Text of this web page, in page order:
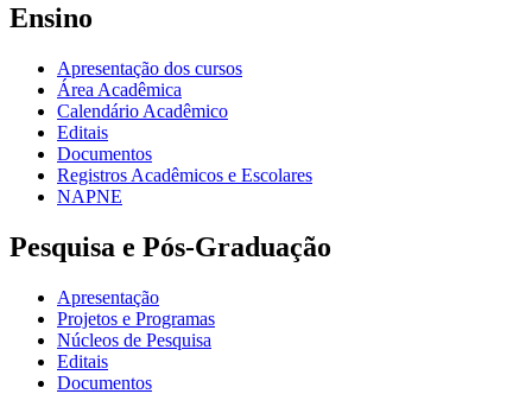
Ensino
Apresentação dos cursos
Área Acadêmica
Calendário Acadêmico
Editais
Documentos
Registros Acadêmicos e Escolares
NAPNE
Pesquisa e Pós-Graduação
Apresentação
Projetos e Programas
Núcleos de Pesquisa
Editais
Documentos